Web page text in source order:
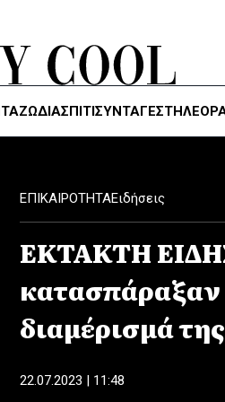
ΖΏΔΙΑΣΠΙΤΙΣΥΝΤΑΓΕΣ
ΕΠΙΚΑΙΡΟΤΗΤΑΕιδήσεις
ΕΚΤΑΚΤΗ
διαμέρισμά της
22.07.2023 | 11:48